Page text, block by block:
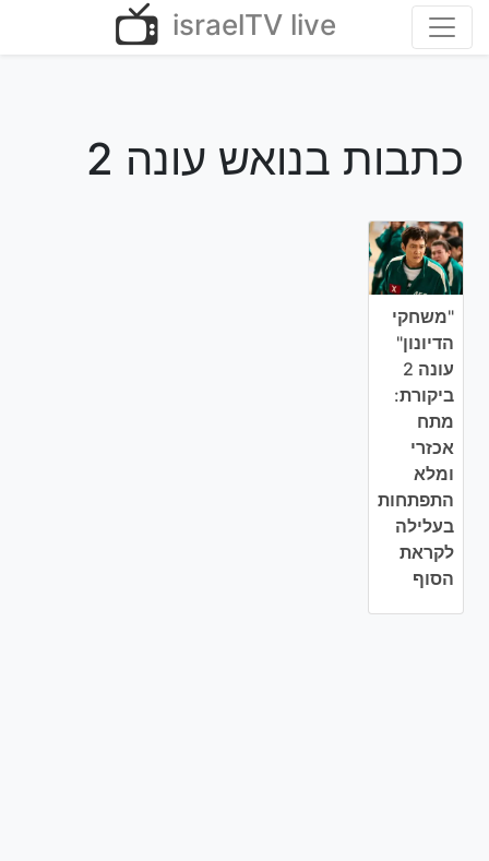
Skip
israelTV live
כתבות בנואש עונה 2
"משחקי
הדיונון"
עונה 2
ביקורת:
מתח
אכזרי
ומלא
התפתחות
בעלילה
לקראת
הסוף